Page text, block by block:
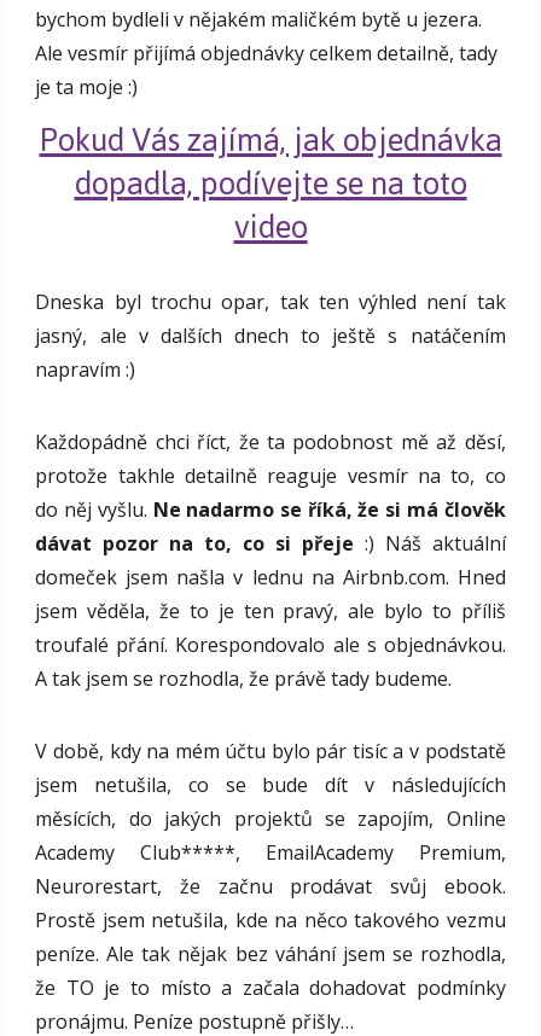
bychom bydleli v nějakém maličkém bytě u jezera.
Ale vesmír přijímá objednávky celkem detailně, tady
je ta moje :)
Pokud Vás zajímá, jak objednávka
dopadla, podívejte se na toto
video
Dneska byl trochu opar, tak ten výhled není tak
jasný, ale v dalších dnech to ještě s natáčením
napravím :)
Každopádně chci říct, že ta podobnost mě až děsí,
protože takhle detailně reaguje vesmír na to, co
do něj vyšlu. Ne nadarmo se říká, že si má člověk
dávat pozor na to, co si přeje :) Náš aktuální
domeček jsem našla v lednu na Airbnb.com. Hned
jsem věděla, že to je ten pravý, ale bylo to příliš
troufalé přání. Korespondovalo ale s objednávkou.
A tak jsem se rozhodla, že právě tady budeme.
V době, kdy na mém účtu bylo pár tisíc a v podstatě
jsem netušila, co se bude dít v následujících
měsících, do jakých projektů se zapojím, Online
Academy Club*****, EmailAcademy Premium,
Neurorestart, že začnu prodávat svůj ebook.
Prostě jsem netušila, kde na něco takového vezmu
peníze. Ale tak nějak bez váhání jsem se rozhodla,
že TO je to místo a začala dohadovat podmínky
pronájmu. Peníze postupně přišly…